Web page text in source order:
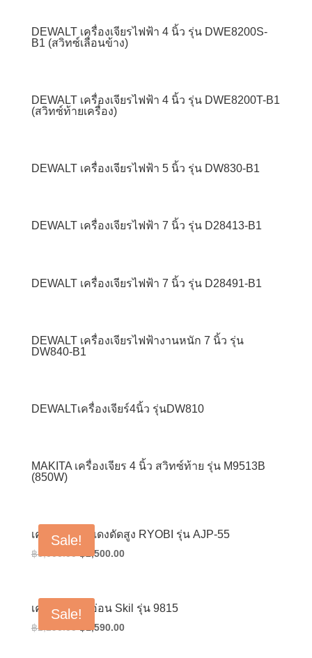
DEWALT เครื่องเจียรไฟฟ้า 4 นิ้ว รุ่น DWE8200S-
B1 (สวิทซ์เลื่อนข้าง)
DEWALT เครื่องเจียรไฟฟ้า 4 นิ้ว รุ่น DWE8200T-B1
(สวิทซ์ท้ายเครื่อง)
DEWALT เครื่องเจียรไฟฟ้า 5 นิ้ว รุ่น DW830-B1
DEWALT เครื่องเจียรไฟฟ้า 7 นิ้ว รุ่น D28413-B1
DEWALT เครื่องเจียรไฟฟ้า 7 นิ้ว รุ่น D28491-B1
DEWALT เครื่องเจียรไฟฟ้างานหนัก 7 นิ้ว รุ่น
DW840-B1
DEWALTเครื่องเจียร์4นิ้ว รุ่นDW810
MAKITA เครื่องเจียร 4 นิ้ว สวิทซ์ท้าย รุ่น M9513B
(850W)
Sale!
เครื่องฉีดน้ำแดงดัดสูง RYOBI รุ่น AJP-55
฿3,000.00
Original
฿3,000.00.
฿2,500.00Current
฿2,500.00.
Sale!
เครื่องตัดหินอ่อน Skil รุ่น 9815
฿2,290.00
Original
1,590.00Current